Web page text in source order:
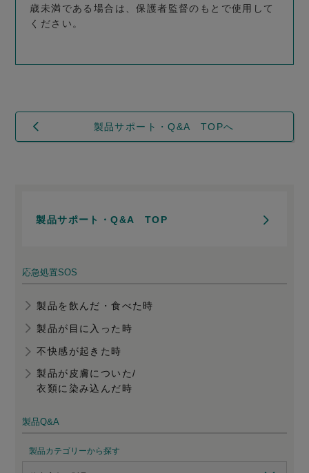
歳未満である場合は、保護者監督のもとで使用して
ください。
製品サポート・Q&A TOPへ
製品サポート・Q&A TOP
応急処置SOS
製品を飲んだ・食べた時
製品が目に入った時
不快感が起きた時
製品が皮膚についた/
衣類に染み込んだ時
製品Q&A
製品カテゴリーから探す